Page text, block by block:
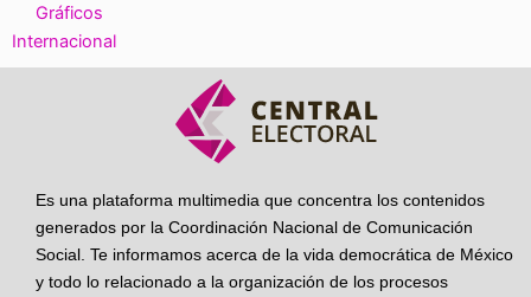
Gráficos
Internacional
Es una plataforma multimedia que concentra los contenidos
generados por la Coordinación Nacional de Comunicación
Social. Te informamos acerca de la vida democrática de México
y todo lo relacionado a la organización de los procesos